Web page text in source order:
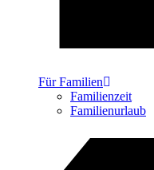
Für Familien
Familienzeit
Familienurlaub